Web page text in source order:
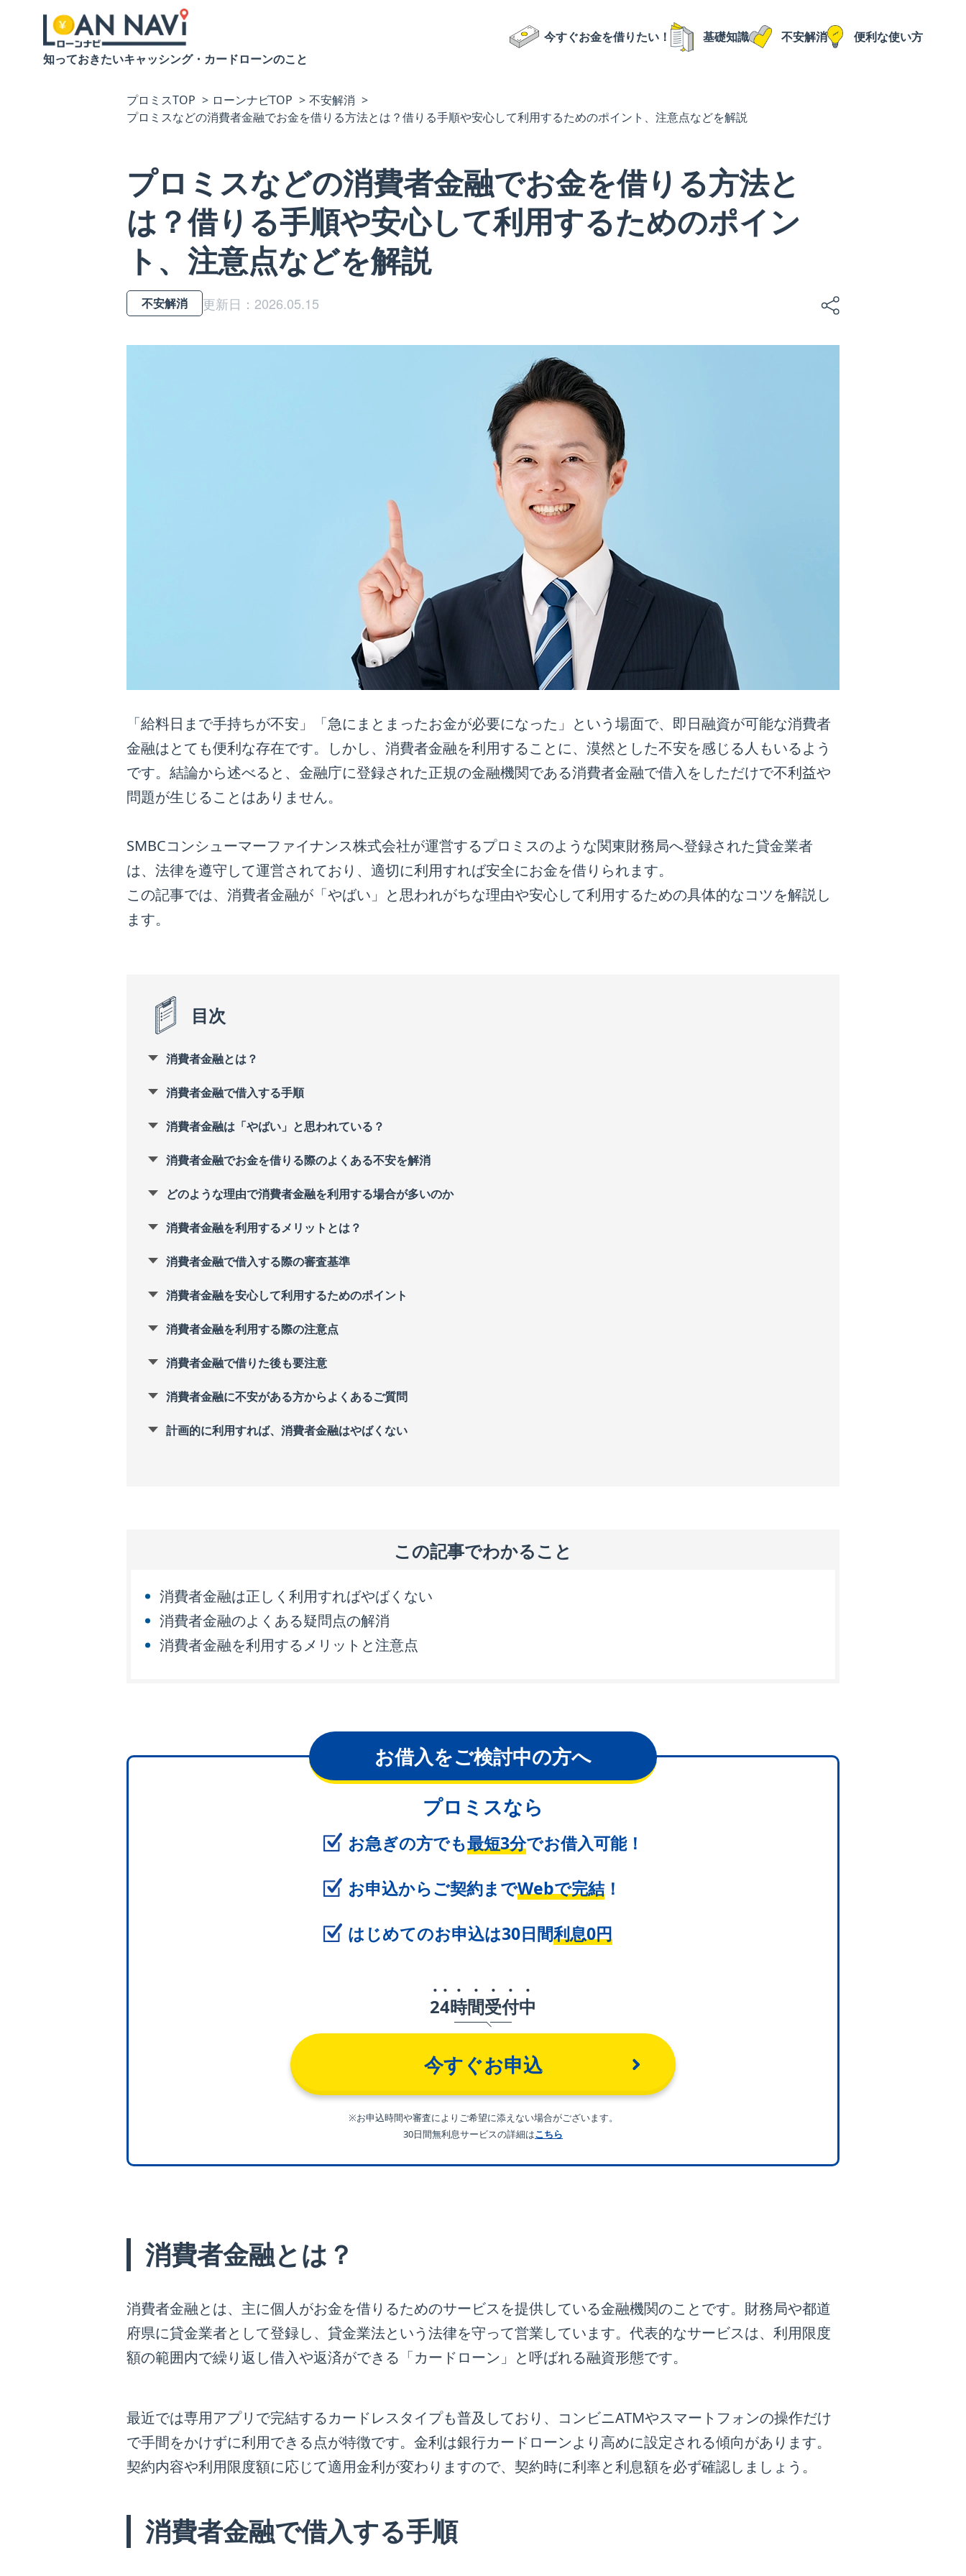
知っておきたいキャッシング・カードローンのこと
今すぐお金を借りたい！ 基礎知識 不安解消 便利な使い方
プロミスTOP ローンナビTOP
不安解消
プロミスなどの消費者金融でお金を借りる方法とは？借りる手順や安心して利用するためのポイント、注意点などを解説
プロミスなどの消費者金融でお金を借りる方法と
は？借りる手順や安心して利用するためのポイン
ト、注意点などを解説
不安解消 更新日：2026.05.15
「給料日まで手持ちが不安」「急にまとまったお金が必要になった」という場面で、即日融資が可能な消費者
金融はとても便利な存在です。しかし、消費者金融を利用することに、漠然とした不安を感じる人もいるよう
です。結論から述べると、金融庁に登録された正規の金融機関である消費者金融で借入をしただけで不利益や
問題が生じることはありません。
SMBCコンシューマーファイナンス株式会社が運営するプロミスのような関東財務局へ登録された貸金業者
は、法律を遵守して運営されており、適切に利用すれば安全にお金を借りられます。
この記事では、消費者金融が「やばい」と思われがちな理由や安心して利用するための具体的なコツを解説し
ます。
目次
消費者金融とは？
消費者金融で借入する手順
消費者金融は「やばい」と思われている？
消費者金融でお金を借りる際のよくある不安を解消
どのような理由で消費者金融を利用する場合が多いのか
消費者金融を利用するメリットとは？
消費者金融で借入する際の審査基準
消費者金融を安心して利用するためのポイント
消費者金融を利用する際の注意点
消費者金融で借りた後も要注意
消費者金融に不安がある方からよくあるご質問
計画的に利用すれば、消費者金融はやばくない
この記事でわかること
消費者金融は正しく利用すればやばくない
消費者金融のよくある疑問点の解消
消費者金融を利用するメリットと注意点
お借入をご検討中の方へ
プロミスなら
お急ぎの方でも最短3分でお借入可能！
お申込からご契約までWebで完結！
はじめてのお申込は30日間利息0円
24時間受付中
今すぐお申込
※お申込時間や審査によりご希望に添えない場合がございます。
30日間無利息サービスの詳細はこちら
消費者金融とは？
消費者金融とは、主に個人がお金を借りるためのサービスを提供している金融機関のことです。財務局や都道
府県に貸金業者として登録し、貸金業法という法律を守って営業しています。代表的なサービスは、利用限度
額の範囲内で繰り返し借入や返済ができる「カードローン」と呼ばれる融資形態です。
最近では専用アプリで完結するカードレスタイプも普及しており、コンビニATMやスマートフォンの操作だけ
で手間をかけずに利用できる点が特徴です。金利は銀行カードローンより高めに設定される傾向があります。
契約内容や利用限度額に応じて適用金利が変わりますので、契約時に利率と利息額を必ず確認しましょう。
消費者金融で借入する手順